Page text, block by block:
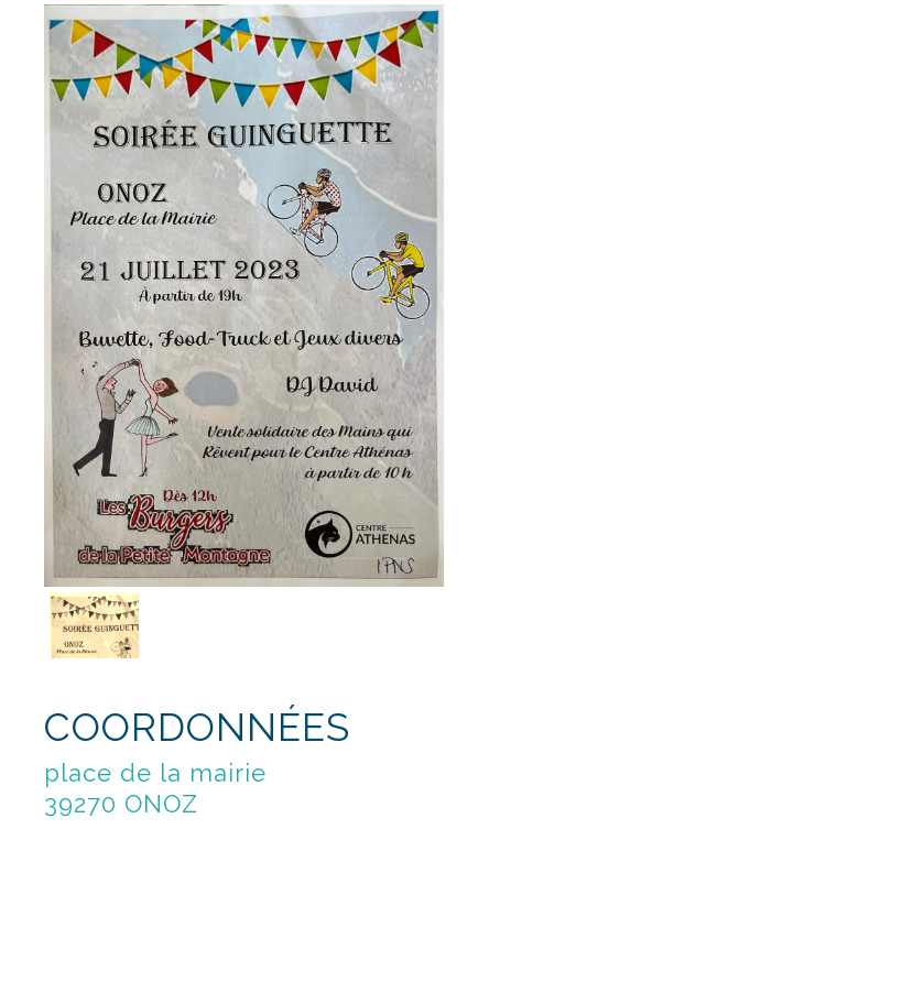
COORDONNÉES
place de la mairie
39270 ONOZ